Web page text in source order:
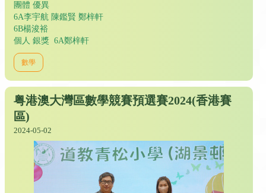
團體 優異
6A李宇航 陳鑑賢 鄭梓軒
6B楊浚裕
個人 銀獎 6A鄭梓軒
數學
粤港澳大灣區數學競賽預選賽2024(香港賽
區)
2024-05-02